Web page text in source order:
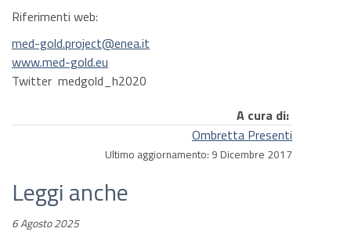
Riferimenti web:
med-gold.project@enea.it
www.med-gold.eu
Twitter medgold_h2020
A cura di:
Ombretta Presenti
Ultimo aggiornamento: 9 Dicembre 2017
Leggi anche
6 Agosto 2025